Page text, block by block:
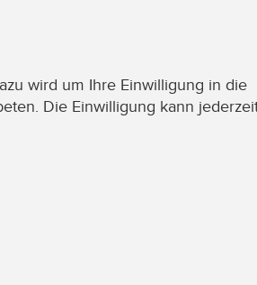
wird um Ihre Einwilligung in die
Die Einwilligung kann